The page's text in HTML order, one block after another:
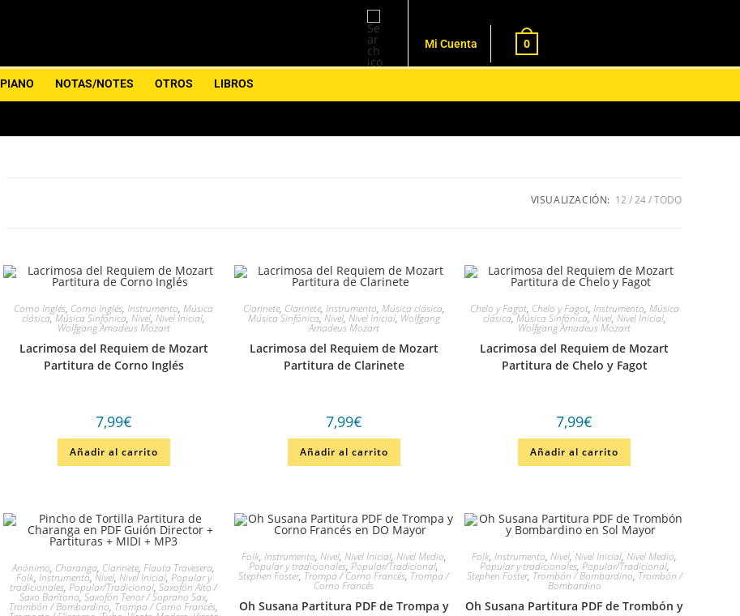
Mi Cuenta 0
PIANO NOTAS/NOTES OTROS LIBROS
VISUALIZACIÓN: 12 24 TODO
Corno Inglés, Corno Inglés,Instrumento,Música
clásica,Música Sinfónica,Nivel,Nivel Inicial,
Wolfgang Amadeus Mozart
Lacrimosa del Requiem de Mozart
Partitura de Corno Inglés
7,99€
Añadir al carrito
Clarinete, Clarinete, Instrumento, Música clásica,
Música Sinfónica,Nivel, Nivel Inicial, Wolfgang
Amadeus Mozart
Lacrimosa del Requiem de Mozart
Partitura de Clarinete
7,99€
Añadir al carrito
Chelo y Fagot, Chelo y Fagot, Instrumento, Música
clásica,Música Sinfónica, Nivel, Nivel Inicial,
Wolfgang Amadeus Mozart
Lacrimosa del Requiem de Mozart
Partitura de Chelo y Fagot
7,99€
Añadir al carrito
Anónimo, Charanga, Clarinete,Flauta Travesera,
Folk, Instrumento, Nivel, Nivel Inicial, Popular y
tradicionales,Popular/Tradicional,Saxofón Alto /
Saxo Barítono, Saxofón Tenor / Soprano Sax,
Trombón / Bombardino, Trompa / Corno Francés,
Folk, Instrumento, Nivel, Nivel Inicial, Nivel Medio,
Popular y tradicionales,Popular/Tradicional,
Stephen Foster, Trompa / Corno Francés, Trompa /
Corno Francés
Oh Susana Partitura PDF de Trompa y
Folk,Instrumento,Nivel,Nivel Inicial,Nivel Medio,
Popular y tradicionales, Popular/Tradicional,
Stephen Foster, Trombón / Bombardino, Trombón /
Bombardino
Oh Susana Partitura PDF de Trombón y